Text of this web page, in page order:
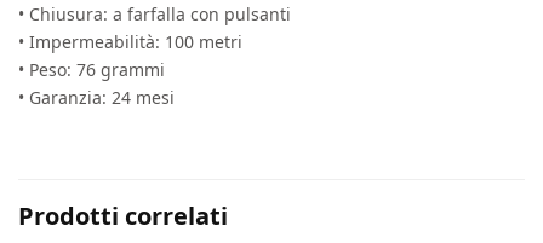
• Chiusura: a farfalla con pulsanti
• Impermeabilità: 100 metri
• Peso: 76 grammi
• Garanzia: 24 mesi
Prodotti correlati